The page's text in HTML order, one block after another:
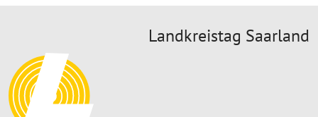
Landkreistag Saarland